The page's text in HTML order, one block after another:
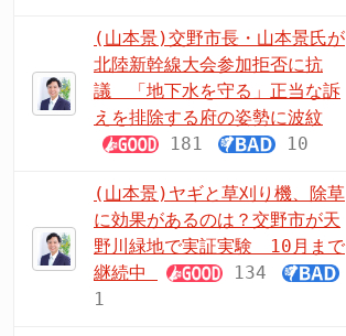
(山本景)交野市長・山本景氏が
北陸新幹線大会参加拒否に抗
議 「地下水を守る」正当な訴
えを排除する府の姿勢に波紋
181
10
(山本景)ヤギと草刈り機、除草
に効果があるのは？交野市が天
野川緑地で実証実験 10月まで
継続中
134
1